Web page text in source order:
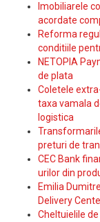
Imobiliarele
acordate
Reforma
conditiile
NETOPIA
de plata
Coletele
taxa vamala
logistica
preturi de
CEC Bank
urilor din
Emilia
Delivery
Cheltuielile